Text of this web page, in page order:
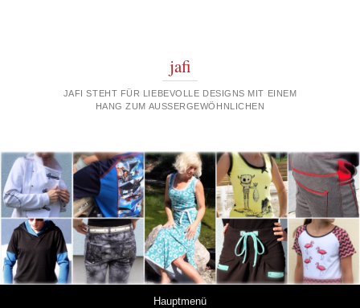
jafi
JAFI STEHT FÜR LIEBEVOLLE DESIGNS MIT EINEM
HANG ZUM AUSSERGEWÖHNLICHEN
Hauptmenü